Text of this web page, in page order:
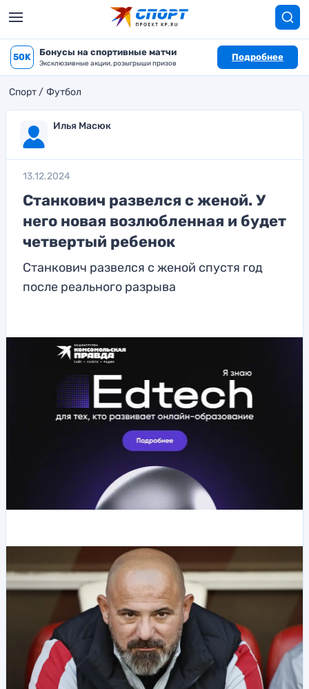
50K Бонусы на спортивные матчи
Эксклюзивные акции, розыгрыши призов
Подробнее
Спорт Футбол
Илья Масюк
13.12.2024
Станкович развелся с женой. У
него новая возлюбленная и будет
четвертый ребенок
Станкович развелся с женой спустя год
после реального разрыва